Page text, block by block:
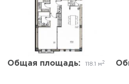
Общая площадь: 118.1 м 2
Да, удалить Отмена